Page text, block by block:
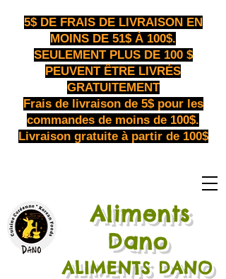
5$ DE FRAIS DE LIVRAISON EN
MOINS DE 51$ À 100$.
SEULEMENT PLUS DE 100 $
PEUVENT ÊTRE LIVRÉS
GRATUITEMENT
Frais de livraison de 5$ pour les
commandes de moins de 100$.
Livraison gratuite à partir de 100$
​Aliments
Dano
ALIMENTS DANO